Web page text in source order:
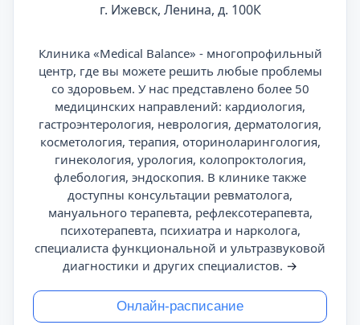
г. Ижевск, Ленина, д. 100К
Клиника «Medical Balance» - многопрофильный
центр, где вы можете решить любые проблемы
со здоровьем. У нас представлено более 50
медицинских направлений: кардиология,
гастроэнтерология, неврология, дерматология,
косметология, терапия, оториноларингология,
гинекология, урология, колопроктология,
флебология, эндоскопия. В клинике также
доступны консультации ревматолога,
мануального терапевта, рефлексотерапевта,
психотерапевта, психиатра и нарколога,
специалиста функциональной и ультразвуковой
диагностики и других специалистов. →
Онлайн-расписание